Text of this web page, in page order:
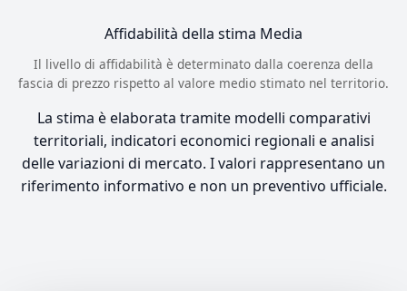
Affidabilità della stima Media
Il livello di affidabilità è determinato dalla coerenza della
fascia di prezzo rispetto al valore medio stimato nel territorio.
La stima è elaborata tramite modelli comparativi
territoriali, indicatori economici regionali e analisi
delle variazioni di mercato. I valori rappresentano un
riferimento informativo e non un preventivo ufficiale.